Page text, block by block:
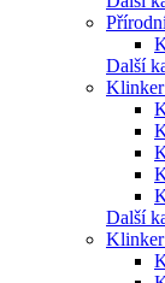
Další
Další